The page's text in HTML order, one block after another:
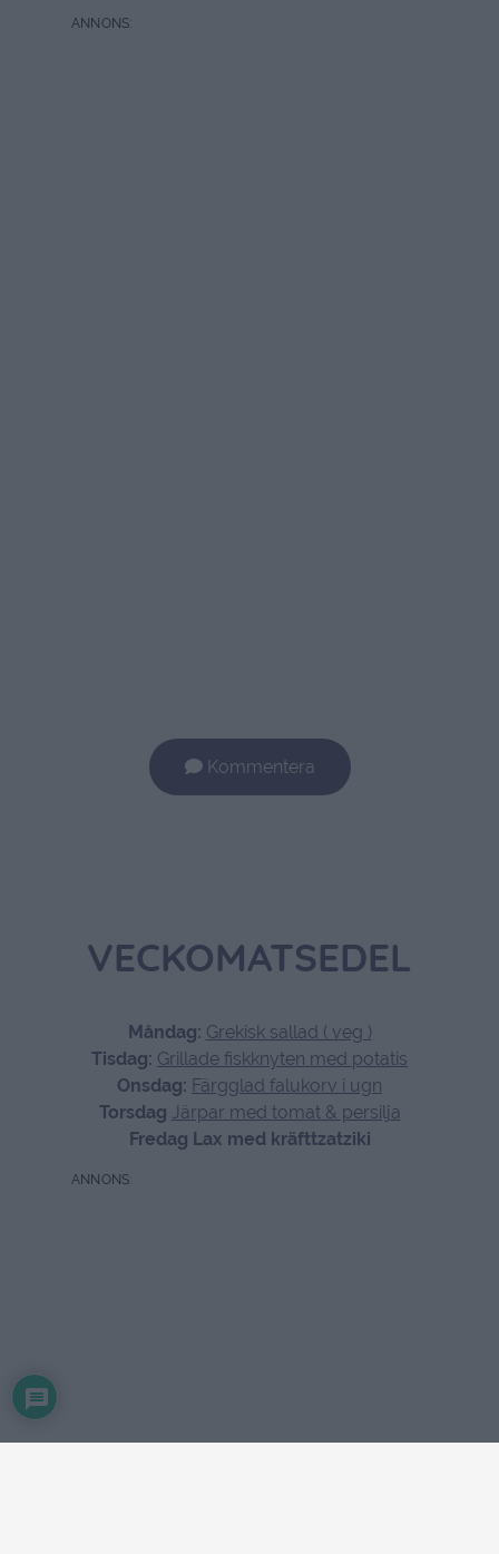
Kommentera
VECKOMATSEDEL
Måndag: Grekisk sallad ( veg )
Tisdag: Grillade fiskknyten med potatis
Onsdag: Färgglad falukorv i ugn
Torsdag Järpar med tomat & persilja
Fredag Lax med kräfttzatziki